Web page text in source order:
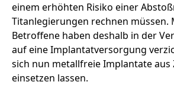
einem erhöhten Risiko einer
Titanlegierungen rechnen müssen.
Betroffene haben deshalb in der
auf eine Implantatversorgung
sich nun metallfreie Implantate aus
einsetzen lassen.